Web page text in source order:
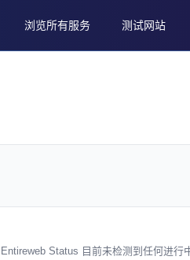
浏览所有服务 测试网站
Status 目前未检测到任何进行